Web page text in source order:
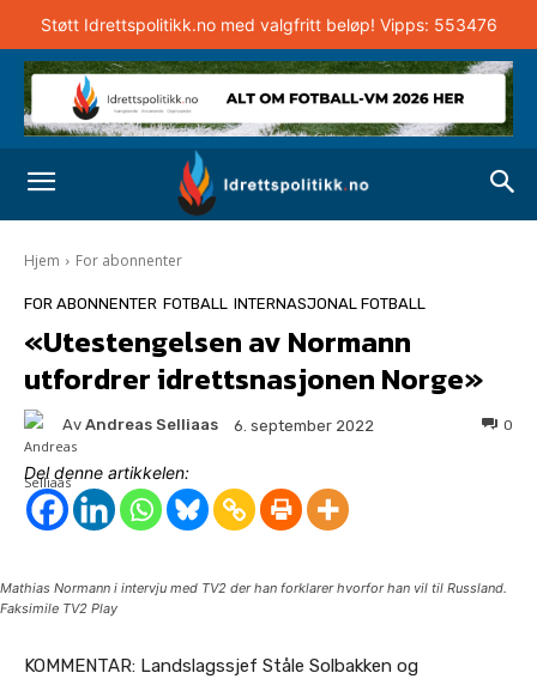
Støtt Idrettspolitikk.no med valgfritt beløp! Vipps: 553476
Hjem For abonnenter
FOR ABONNENTER FOTBALL INTERNASJONAL FOTBALL
«Utestengelsen av Normann
utfordrer idrettsnasjonen Norge»
Av Andreas Selliaas 6. september 2022 0
Del denne artikkelen:
Mathias Normann i intervju med TV2 der han forklarer hvorfor han vil til Russland.
Faksimile TV2 Play
KOMMENTAR: Landslagssjef Ståle Solbakken og